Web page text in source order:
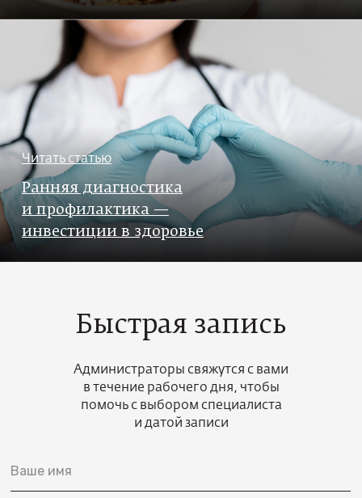
Ранняя диагностика
и профилактика —
инвестиции в здоровье
Читать статью
Быстрая запись
Администраторы свяжутся с вами
в течение рабочего дня, чтобы
помочь с выбором специалиста
и датой записи